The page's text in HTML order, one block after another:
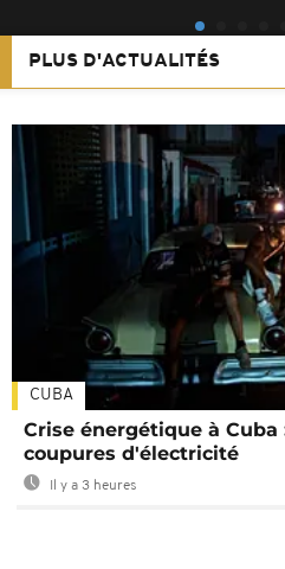
PLUS D'ACTUALITÉS
CUBA
Crise énergétique à
coupures d'électricité
Il y a 3 heures